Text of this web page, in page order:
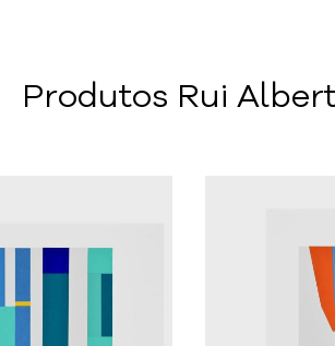
Produtos Rui